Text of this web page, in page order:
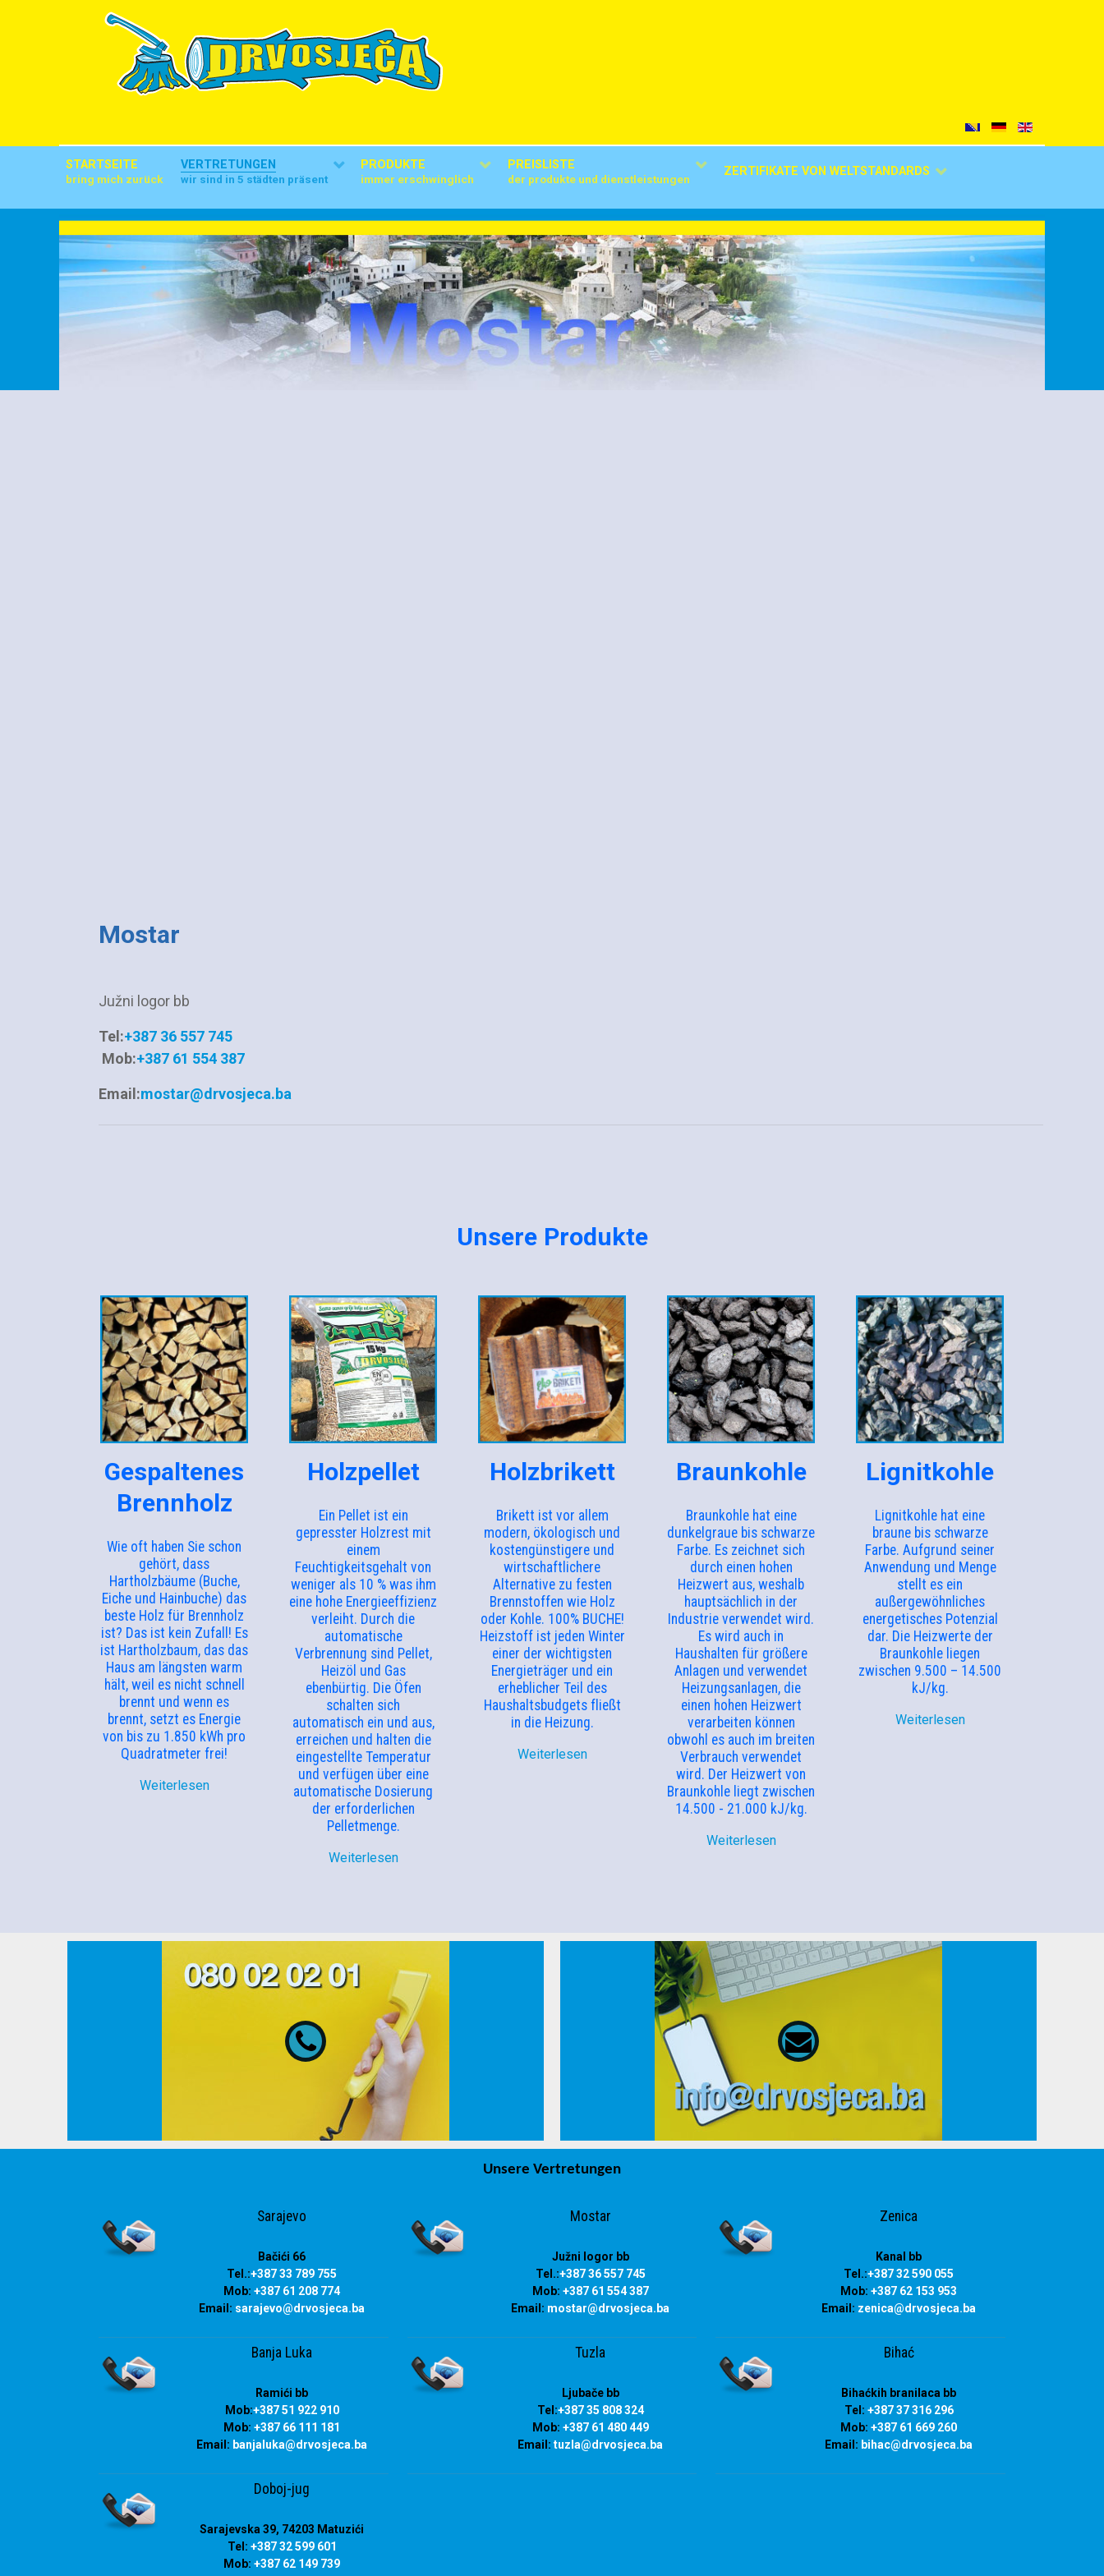
STARTSEITE
bring mich zurück
VERTRETUNGEN
wir sind in 5 städten präsent
PRODUKTE
immer erschwinglich
PREISLISTE
der produkte und dienstleistungen
ZERTIFIKATE VON WELTSTANDARDS
Mostar
Južni logor bb
Tel:+387 36 557 745
Mob:+387 61 554 387
Email:mostar@drvosjeca.ba
Unsere Produkte
Gespaltenes
Brennholz
Wie oft haben Sie schon
gehört, dass
Hartholzbäume (Buche,
Eiche und Hainbuche) das
beste Holz für Brennholz
ist? Das ist kein Zufall! Es
ist Hartholzbaum, das das
Haus am längsten warm
hält, weil es nicht schnell
brennt und wenn es
brennt, setzt es Energie
von bis zu 1.850 kWh pro
Quadratmeter frei!
Weiterlesen
Holzpellet
Ein Pellet ist ein
gepresster Holzrest mit
einem
Feuchtigkeitsgehalt von
weniger als 10 % was ihm
eine hohe Energieeffizienz
verleiht. Durch die
automatische
Verbrennung sind Pellet,
Heizöl und Gas
ebenbürtig. Die Öfen
schalten sich
automatisch ein und aus,
erreichen und halten die
eingestellte Temperatur
und verfügen über eine
automatische Dosierung
der erforderlichen
Pelletmenge.
Weiterlesen
Holzbrikett
Brikett ist vor allem
modern, ökologisch und
kostengünstigere und
wirtschaftlichere
Alternative zu festen
Brennstoffen wie Holz
oder Kohle. 100% BUCHE!
Heizstoff ist jeden Winter
einer der wichtigsten
Energieträger und ein
erheblicher Teil des
Haushaltsbudgets fließt
in die Heizung.
Weiterlesen
Braunkohle
Braunkohle hat eine
dunkelgraue bis schwarze
Farbe. Es zeichnet sich
durch einen hohen
Heizwert aus, weshalb
hauptsächlich in der
Industrie verwendet wird.
Es wird auch in
Haushalten für größere
Anlagen und verwendet
Heizungsanlagen, die
einen hohen Heizwert
verarbeiten können
obwohl es auch im breiten
Verbrauch verwendet
wird. Der Heizwert von
Braunkohle liegt zwischen
14.500 - 21.000 kJ/kg.
Weiterlesen
Lignitkohle
Lignitkohle hat eine
braune bis schwarze
Farbe. Aufgrund seiner
Anwendung und Menge
stellt es ein
außergewöhnliches
energetisches Potenzial
dar. Die Heizwerte der
Braunkohle liegen
zwischen 9.500 – 14.500
kJ/kg.
Weiterlesen
Unsere Vertretungen
Sarajevo
Bačići 66
Tel.:+387 33 789 755
Mob: +387 61 208 774
Email: sarajevo@drvosjeca.ba
Mostar
Južni logor bb
Tel.:+387 36 557 745
Mob: +387 61 554 387
Email: mostar@drvosjeca.ba
Zenica
Kanal bb
Tel.:+387 32 590 055
Mob: +387 62 153 953
Email: zenica@drvosjeca.ba
Banja Luka
Ramići bb
Mob:+387 51 922 910
Mob: +387 66 111 181
Email: banjaluka@drvosjeca.ba
Tuzla
Ljubače bb
Tel:+387 35 808 324
Mob: +387 61 480 449
Email: tuzla@drvosjeca.ba
Bihać
Bihaćkih branilaca bb
Tel: +387 37 316 296
Mob: +387 61 669 260
Email: bihac@drvosjeca.ba
Doboj-jug
Sarajevska 39, 74203 Matuzići
Tel: +387 32 599 601
Mob: +387 62 149 739